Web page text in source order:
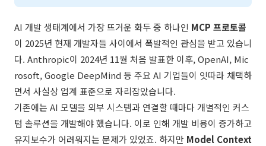
AI 개발 생태계에서 가장 뜨거운 화두 중 하나인 MCP 프로토콜
이 2025년 현재 개발자들 사이에서 폭발적인 관심을 받고 있습니
다. Anthropic이 2024년 11월 처음 발표한 이후, OpenAI, Mic
rosoft, Google DeepMind 등 주요 AI 기업들이 잇따라 채택하
면서 사실상 업계 표준으로 자리잡았습니다.
기존에는 AI 모델을 외부 시스템과 연결할 때마다 개별적인 커스
텀 솔루션을 개발해야 했습니다. 이로 인해 개발 비용이 증가하고
유지보수가 어려워지는 문제가 있었죠. 하지만 Model Context